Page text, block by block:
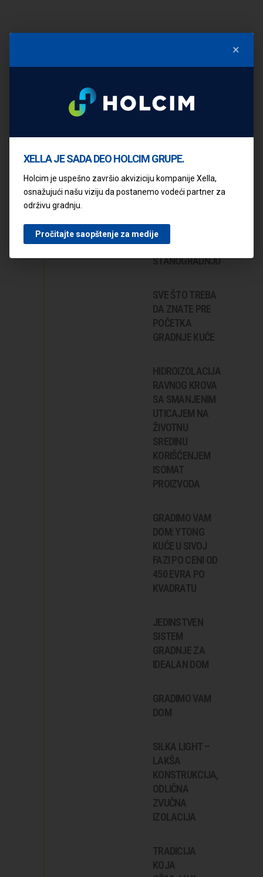
GRADNJA: PET
TEHNIČKIH
YTONG BLOK:
POUZDANO
ENERGETSKI
EFIKASNU
STANOGRADNJU
SVE ŠTO TREBA
DA ZNATE PRE
POČETKA
GRADNJE KUĆE
HIDROIZOLACIJA
RAVNOG KROVA
SA SMANJENIM
UTICAJEM NA
ŽIVOTNU
SREDINU
KORIŠĆENJEM
ISOMAT
PROIZVODA
GRADIMO VAM
DOM: YTONG
KUĆE U SIVOJ
FAZI PO CENI OD
450 EVRA PO
KVADRATU
JEDINSTVEN
SISTEM
GRADNJE ZA
IDEALAN DOM
GRADIMO VAM
DOM
SILKA LIGHT –
LAKŠA
KONSTRUKCIJA,
ODLIČNA
ZVUČNA
IZOLACIJA
TRADICIJA
KOJA
×
XELLA JE SADA DEO HOLCIM GRUPE.
Holcim je uspešno završio akviziciju kompanije Xella,
osnažujući našu viziju da postanemo vodeći partner za
održivu gradnju.
Pročitajte saopštenje za medije